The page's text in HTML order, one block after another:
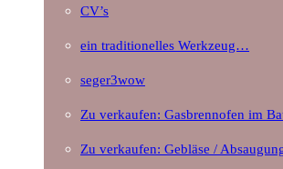
CV’s
ein traditionelles Werkzeug…
seger3wow
Zu verkaufen: Gasbrennofen im
Zu verkaufen: Gebläse /